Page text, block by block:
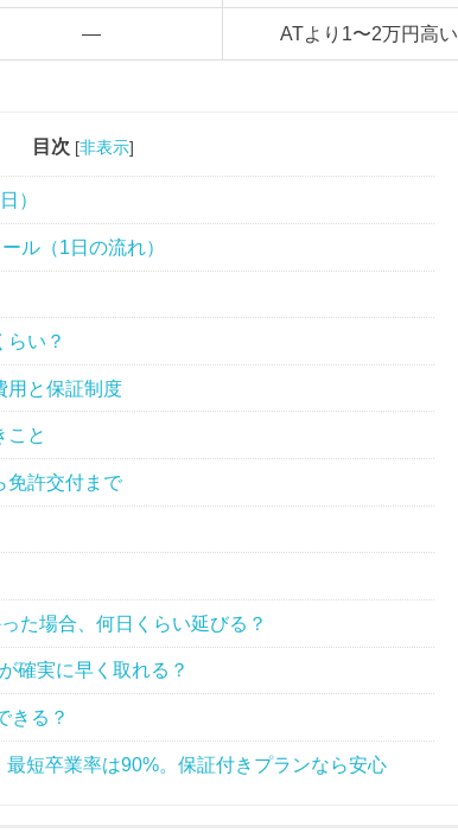
— ATより1〜2万円高い
目次 [非表示]
）
ル（1日の流れ）
らい？
用と保証制度
こと
免許交付まで
た場合、何日くらい延びる？
確実に早く取れる？
きる？
最短卒業率は90%。保証付きプランなら安心